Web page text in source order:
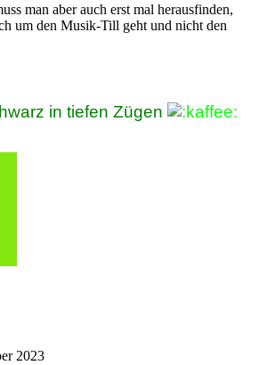
man aber auch erst mal herausfinden,
um den Musik-Till geht und nicht den
in tiefen Zügen
2023